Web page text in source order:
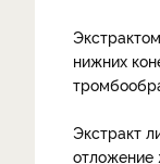
нижних
Экстракт
отложение